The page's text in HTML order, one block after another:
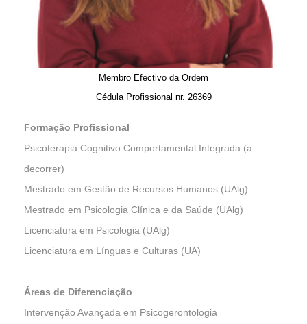
Membro Efectivo da Ordem
Cédula Profissional nr. 26369
Formação Profissional
Psicoterapia Cognitivo Comportamental Integrada (a
decorrer)
Mestrado em Gestão de Recursos Humanos (UAlg)
Mestrado em Psicologia Clínica e da Saúde (UAlg)
Licenciatura em Psicologia (UAlg)
Licenciatura em Línguas e Culturas (UA)
Áreas de Diferenciação
Intervenção Avançada em Psicogerontologia